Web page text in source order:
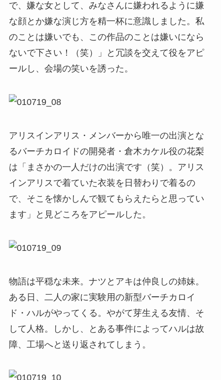
で、嫌な女として、みなさんに嫌われるように嫌
な顔とか嫌な演じ方を精一杯に意識しました。私
のことは嫌いでも、この作品のことは嫌いになら
ないで下さい！（笑）」と冗談を交えて役をアピ
ールし、会場の笑いを誘った。
アリスインアリス・メンバーから唯一の出演とな
るバーチカロイドの開発者・倉木カケル役の花梨
は「まさかの一人だけの出演です（笑）。アリス
インアリスで着ていた衣装を日替わりで着るの
で、そこを懐かしんで観てもらえたらと思ってい
ます」と見どころをアピールした。
物語は平穏な未来。ナツとアキは仲良しの姉妹。
ある日、二人の家に実験用の新型バーチカロイ
ド・ハルがやってくる。やがて芽生える友情、そ
して人格。しかし、とある事件によってハルは故
障、工場へと送り返されてしまう。